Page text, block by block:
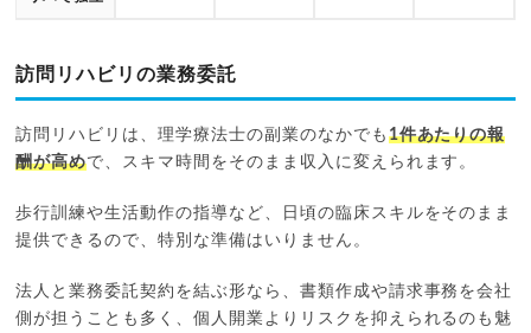
訪問リハビリの業務委託
訪問リハビリは、理学療法士の副業のなかでも 1件あたりの報
酬が高めで、スキマ時間をそのまま収入に変えられます。
歩行訓練や生活動作の指導など、日頃の臨床スキルをそのまま
提供できるので、特別な準備はいりません。
法人と業務委託契約を結ぶ形なら、書類作成や請求事務を会社
側が担うことも多く、個人開業よりリスクを抑えられるのも魅